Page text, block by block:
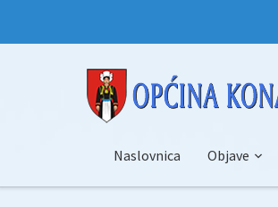
Naslovnica Objave